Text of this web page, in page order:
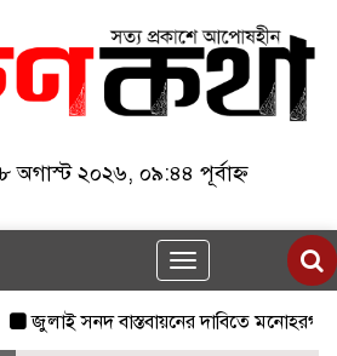
অগাস্ট ২০২৬, ০৯:৪৪ পূর্বাহ্ন
Toggle
navigation
সনদ বাস্তবায়নের দাবিতে মনোহরগঞ্জে